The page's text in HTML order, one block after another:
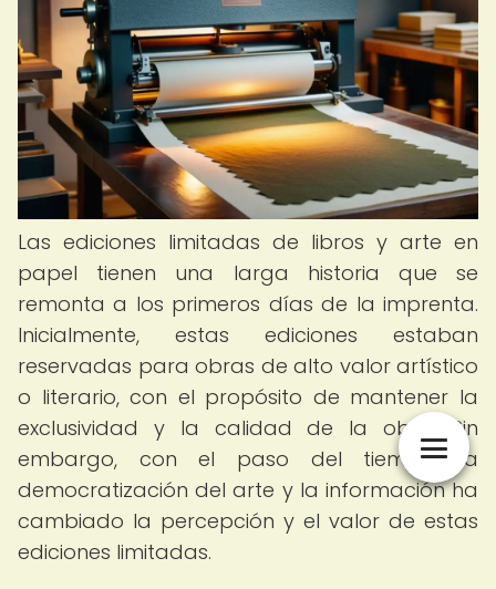
Las ediciones limitadas de libros y arte en
papel tienen una larga historia que se
remonta a los primeros días de la imprenta.
Inicialmente, estas ediciones estaban
reservadas para obras de alto valor artístico
o literario, con el propósito de mantener la
exclusividad y la calidad de la obra. Sin
embargo, con el paso del tiempo, la
democratización del arte y la información ha
cambiado la percepción y el valor de estas
ediciones limitadas.